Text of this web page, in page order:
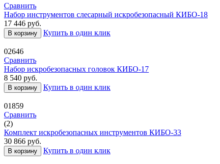
Сравнить
Набор инструментов слесарный искробезопасный КИБО-18
17 446 руб.
В корзину Купить в один клик
02646
Сравнить
Набор искробезопасных головок КИБО-17
8 540 руб.
В корзину Купить в один клик
01859
Сравнить
(2)
Комплект искробезопасных инструментов КИБО-33
30 866 руб.
В корзину Купить в один клик